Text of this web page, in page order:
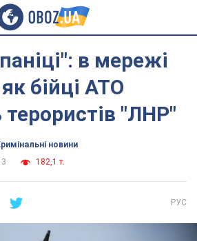
в мережі
бійці АТО
"ЛНР"
новини
182,1 т.
РУС